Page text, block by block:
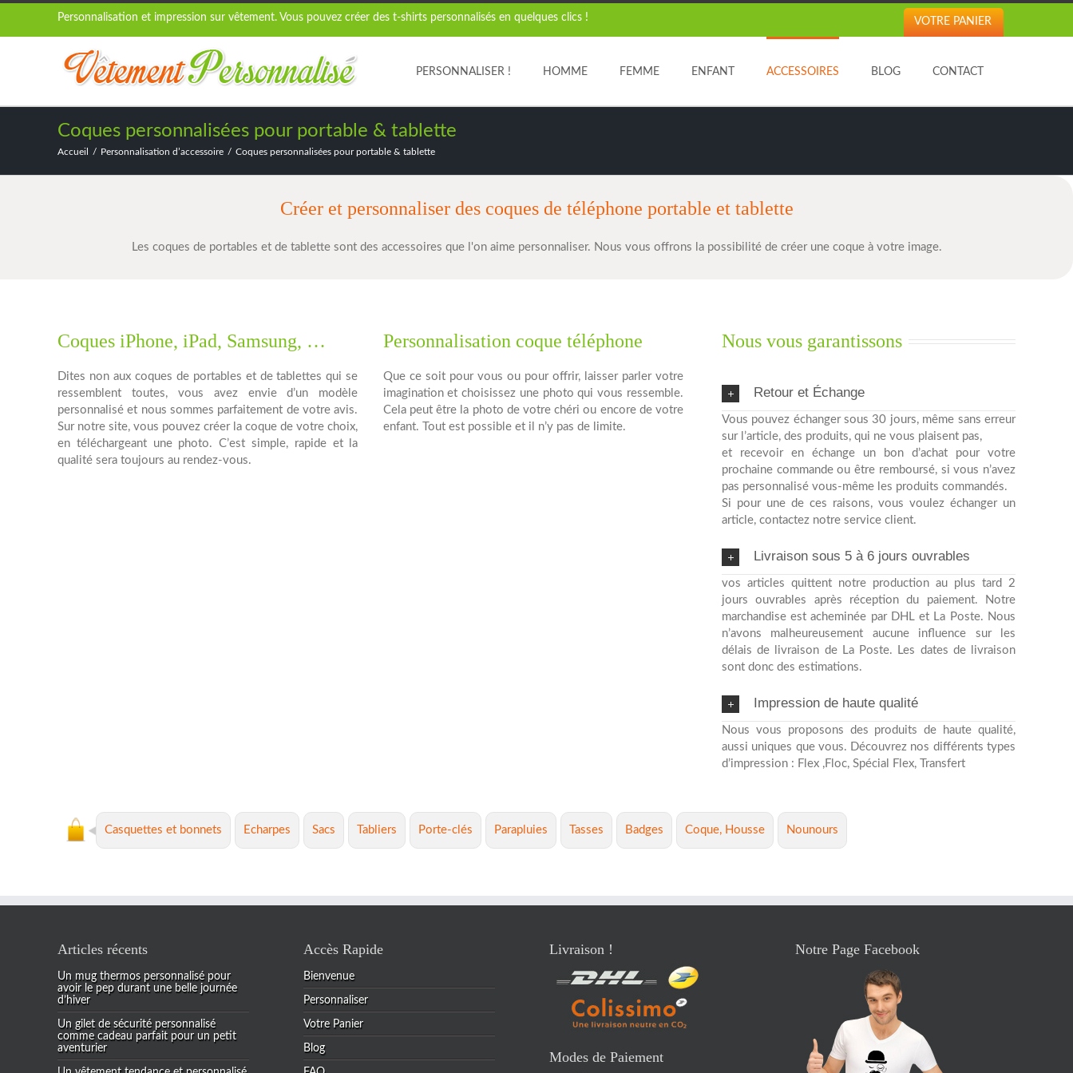
Personnalisation et impression sur vêtement. Vous pouvez créer des t-shirts personnalisés en quelques clics ! VOTRE PANIER
PERSONNALISER ! HOMME FEMME ENFANT ACCESSOIRES BLOG CONTACT
Coques personnalisées pour portable & tablette
Accueil Personnalisation d’accessoire Coques personnalisées pour portable & tablette
Créer et personnaliser des coques de téléphone portable et tablette
Les coques de portables et de tablette sont des accessoires que l'on aime personnaliser. Nous vous offrons la possibilité de créer une coque à votre image.
Coques iPhone, iPad, Samsung, …
Dites non aux coques de portables et de tablettes qui se
ressemblent toutes, vous avez envie d’un modèle
personnalisé et nous sommes parfaitement de votre avis.
Sur notre site, vous pouvez créer la coque de votre choix,
en téléchargeant une photo. C’est simple, rapide et la
qualité sera toujours au rendez-vous.
Personnalisation coque téléphone
Que ce soit pour vous ou pour offrir, laisser parler votre
imagination et choisissez une photo qui vous ressemble.
Cela peut être la photo de votre chéri ou encore de votre
enfant. Tout est possible et il n’y pas de limite.
Nous vous garantissons
Retour et Échange
Vous pouvez échanger sous 30 jours, même sans erreur
sur l’article, des produits, qui ne vous plaisent pas,
et recevoir en échange un bon d’achat pour votre
prochaine commande ou être remboursé, si vous n’avez
pas personnalisé vous-même les produits commandés.
Si pour une de ces raisons, vous voulez échanger un
article, contactez notre service client.
Livraison sous 5 à 6 jours ouvrables
vos articles quittent notre production au plus tard 2
jours ouvrables après réception du paiement. Notre
marchandise est acheminée par DHL et La Poste. Nous
n’avons malheureusement aucune influence sur les
délais de livraison de La Poste. Les dates de livraison
sont donc des estimations.
Impression de haute qualité
Nous vous proposons des produits de haute qualité,
aussi uniques que vous. Découvrez nos différents types
d’impression : Flex ,Floc, Spécial Flex, Transfert
Casquettes et bonnets Echarpes Sacs Tabliers Porte-clés Parapluies Tasses Badges Coque, Housse Nounours
Articles récents
Un mug thermos personnalisé pour
avoir le pep durant une belle journée
d’hiver
Un gilet de sécurité personnalisé
comme cadeau parfait pour un petit
aventurier
Accès Rapide
Bienvenue
Personnaliser
Votre Panier
Blog
Livraison !
Modes de Paiement
Notre Page Facebook